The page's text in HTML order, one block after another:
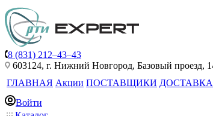
8 (831) 212–43–43
603124, г. Нижний Новгород, Базовый проезд,
ГЛАВНАЯ Акции ПОСТАВЩИКИ ДОСТАВКА
Войти